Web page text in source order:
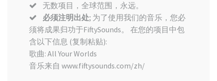
无数项目，全球范围，永远。
必须注明出处; 为了使用我们的音乐，您必
须将成果归功于FiftySounds。 在您的项目中包
含以下信息 (复制粘贴):
歌曲: All Your Worlds
音乐来自 www.fiftysounds.com/zh/